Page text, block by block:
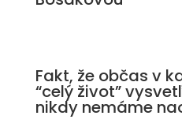
Fakt, že občas v
“celý život”
nikdy nemáme